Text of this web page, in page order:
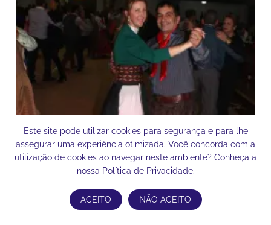
Este site pode utilizar cookies para segurança e para lhe
assegurar uma experiência otimizada. Você concorda com a
utilização de cookies ao navegar neste ambiente? Conheça a
nossa Política de Privacidade.
ACEITO NÃO ACEITO